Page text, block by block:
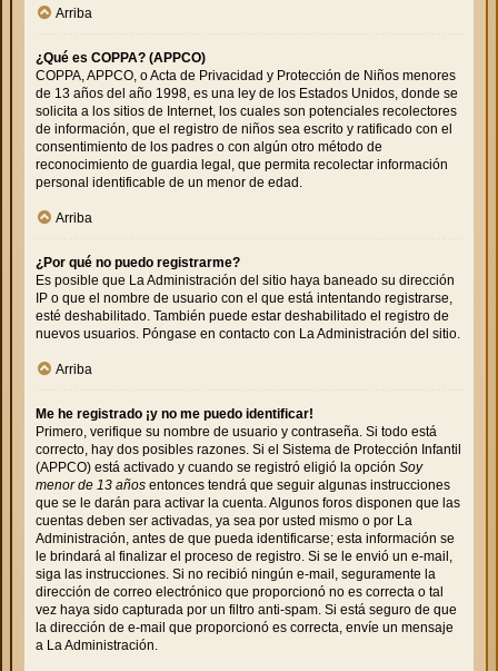
Arriba
¿Qué es COPPA? (APPCO)
COPPA, APPCO, o Acta de Privacidad y Protección de Niños menores
de 13 años del año 1998, es una ley de los Estados Unidos, donde se
solicita a los sitios de Internet, los cuales son potenciales recolectores
de información, que el registro de niños sea escrito y ratificado con el
consentimiento de los padres o con algún otro método de
reconocimiento de guardia legal, que permita recolectar información
personal identificable de un menor de edad.
Arriba
¿Por qué no puedo registrarme?
Es posible que La Administración del sitio haya baneado su dirección
IP o que el nombre de usuario con el que está intentando registrarse,
esté deshabilitado. También puede estar deshabilitado el registro de
nuevos usuarios. Póngase en contacto con La Administración del sitio.
Arriba
Me he registrado ¡y no me puedo identificar!
Primero, verifique su nombre de usuario y contraseña. Si todo está
correcto, hay dos posibles razones. Si el Sistema de Protección Infantil
(APPCO) está activado y cuando se registró eligió la opción Soy
menor de 13 años entonces tendrá que seguir algunas instrucciones
que se le darán para activar la cuenta. Algunos foros disponen que las
cuentas deben ser activadas, ya sea por usted mismo o por La
Administración, antes de que pueda identificarse; esta información se
le brindará al finalizar el proceso de registro. Si se le envió un e-mail,
siga las instrucciones. Si no recibió ningún e-mail, seguramente la
dirección de correo electrónico que proporcionó no es correcta o tal
vez haya sido capturada por un filtro anti-spam. Si está seguro de que
la dirección de e-mail que proporcionó es correcta, envíe un mensaje
a La Administración.